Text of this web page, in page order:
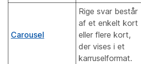
Carousel
Rige svar består
af et enkelt kort
eller flere kort,
der vises i et
karruselformat.